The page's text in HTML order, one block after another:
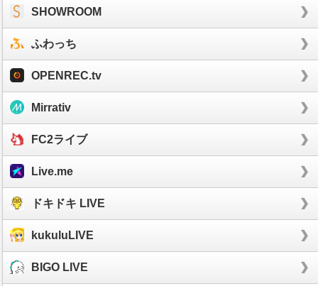
SHOWROOM
ふわっち
OPENREC.tv
Mirrativ
FC2ライブ
Live.me
ドキドキ LIVE
kukuluLIVE
BIGO LIVE